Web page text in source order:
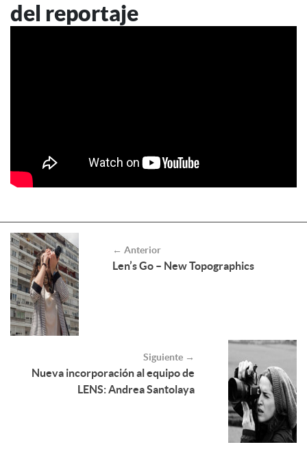
del reportaje
← Anterior
Len’s Go – New Topographics
Siguiente →
Nueva incorporación al equipo de
LENS: Andrea Santolaya